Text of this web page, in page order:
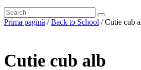
Prima pagină /Back to School / Cutie cub
Cutie cub alb